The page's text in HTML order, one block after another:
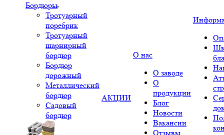
Бордюры
Тротуарный
поребрик
Тротуарный
шарнирный
бордюр
Бордюр
дорожный
Металлический
бордюр
Садовый
бордюр
АКЦИИ
О нас
О заводе
О
продукции
Блог
Новости
Вакансии
Отзывы